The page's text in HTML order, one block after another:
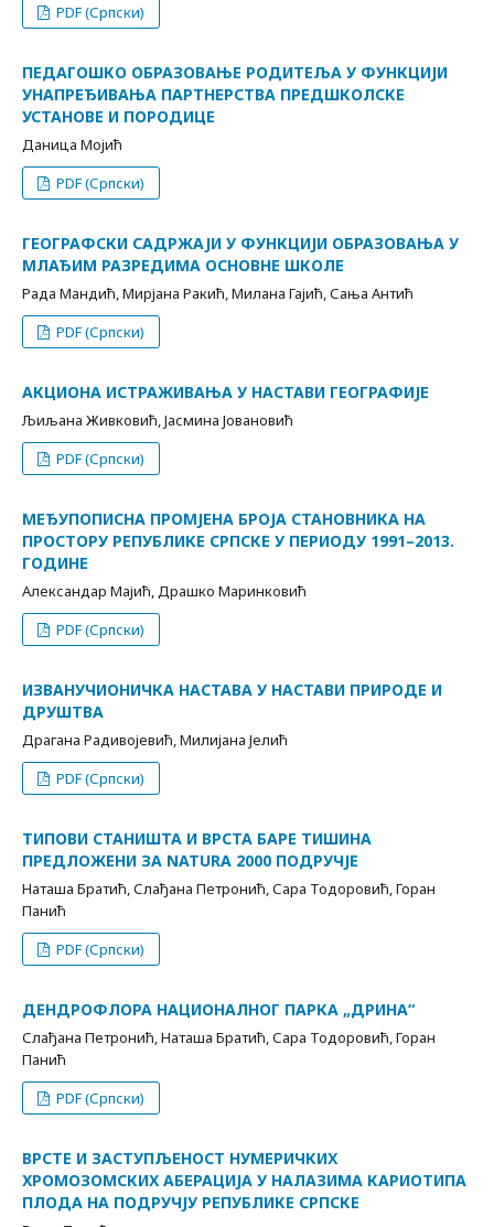
PDF (Српски)
ПЕДАГОШКО ОБРАЗОВАЊЕ РОДИТЕЉА У ФУНКЦИЈИ
УНАПРЕЂИВАЊА ПАРТНЕРСТВА ПРЕДШКОЛСКЕ
УСТАНОВЕ И ПОРОДИЦЕ
Даница Мојић
PDF (Српски)
ГЕОГРАФСКИ САДРЖАЈИ У ФУНКЦИЈИ ОБРАЗОВАЊА У
МЛАЂИМ РАЗРЕДИМА ОСНОВНЕ ШКОЛЕ
Рада Мандић, Мирјана Ракић, Милана Гајић, Сања Антић
PDF (Српски)
АКЦИОНА ИСТРАЖИВАЊА У НАСТАВИ ГЕОГРАФИЈЕ
Љиљана Живковић, Јасмина Јовановић
PDF (Српски)
МЕЂУПОПИСНА ПРОМЈЕНА БРОЈА СТАНОВНИКА НА
ПРОСТОРУ РЕПУБЛИКЕ СРПСКЕ У ПЕРИОДУ 1991–2013.
ГОДИНЕ
Александар Мајић, Драшко Маринковић
PDF (Српски)
ИЗВАНУЧИОНИЧКА НАСТАВА У НАСТАВИ ПРИРОДЕ И
ДРУШТВА
Драгана Радивојевић, Милијана Јелић
PDF (Српски)
TИПОВИ СТАНИШТА И ВРСТА БАРЕ ТИШИНА
ПРЕДЛОЖЕНИ ЗА NATURA 2000 ПОДРУЧЈЕ
Наташа Братић, Слађана Петронић, Сара Тодоровић, Горан
Панић
PDF (Српски)
ДЕНДРОФЛОРА НАЦИОНАЛНОГ ПАРКА „ДРИНА“
Слађана Петронић, Наташа Братић, Сара Тодоровић, Горан
Панић
PDF (Српски)
ВРСТЕ И ЗАСТУПЉЕНОСТ НУМЕРИЧКИХ
ХРОМОЗОМСКИХ АБЕРАЦИЈА У НАЛАЗИМА КАРИОТИПА
ПЛОДА НА ПОДРУЧЈУ РЕПУБЛИКЕ СРПСКЕ